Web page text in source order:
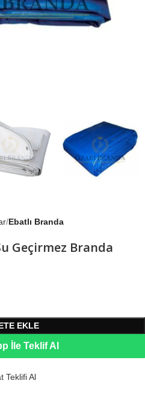
Ebatlı Branda
Geçirmez Branda
EKLE
İle Teklif Al
Teklifi Al